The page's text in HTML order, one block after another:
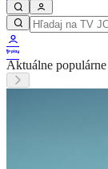
Aktuálne populárne